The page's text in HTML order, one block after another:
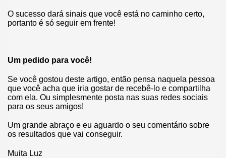
O sucesso dará sinais que você está no caminho certo,
portanto é só seguir em frente!
Um pedido para você!
Se você gostou deste artigo, então pensa naquela pessoa
que você acha que iria gostar de recebê-lo e compartilha
com ela. Ou simplesmente posta nas suas redes sociais
para os seus amigos!
Um grande abraço e eu aguardo o seu comentário sobre
os resultados que vai conseguir.
Muita Luz